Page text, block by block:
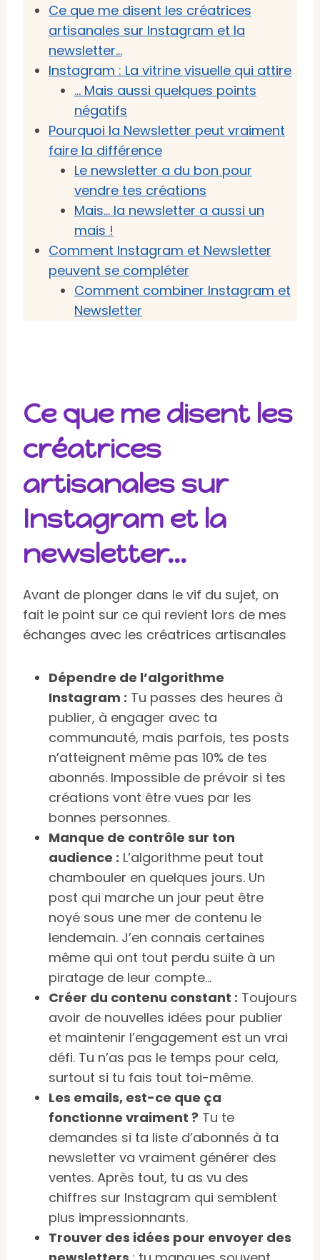
Ce que me disent les créatrices
artisanales sur Instagram et la
newsletter…
Instagram : La vitrine visuelle qui attire
… Mais aussi quelques points
négatifs
Pourquoi la Newsletter peut vraiment
faire la différence
Le newsletter a du bon pour
vendre tes créations
Mais… la newsletter a aussi un
mais !
Comment Instagram et Newsletter
peuvent se compléter
Comment combiner Instagram et
Newsletter
Ce que me disent les
créatrices
artisanales sur
Instagram et la
newsletter…
Avant de plonger dans le vif du sujet, on
fait le point sur ce qui revient lors de mes
échanges avec les créatrices artisanales
Dépendre de l’algorithme
Instagram : Tu passes des heures à
publier, à engager avec ta
communauté, mais parfois, tes posts
n’atteignent même pas 10% de tes
abonnés. Impossible de prévoir si tes
créations vont être vues par les
bonnes personnes.
Manque de contrôle sur ton
audience : L’algorithme peut tout
chambouler en quelques jours. Un
post qui marche un jour peut être
noyé sous une mer de contenu le
lendemain. J’en connais certaines
même qui ont tout perdu suite à un
piratage de leur compte…
Créer du contenu constant : Toujours
avoir de nouvelles idées pour publier
et maintenir l’engagement est un vrai
défi. Tu n’as pas le temps pour cela,
surtout si tu fais tout toi-même.
Les emails, est-ce que ça
fonctionne vraiment ? Tu te
demandes si ta liste d’abonnés à ta
newsletter va vraiment générer des
ventes. Après tout, tu as vu des
chiffres sur Instagram qui semblent
plus impressionnants.
Trouver des idées pour envoyer des